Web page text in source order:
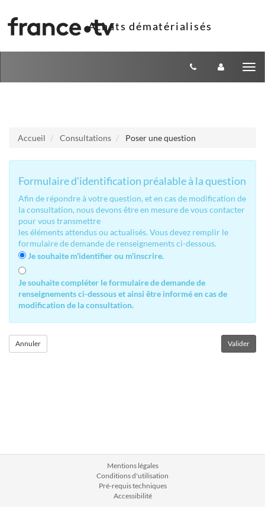
Accueil Consultations Poser une question
Formulaire d'identification préalable à la question
Afin de répondre à votre question, et en cas de modification de
la consultation, nous devons être en mesure de vous contacter
pour vous transmettre
les éléments attendus ou actualisés. Vous devez remplir le
formulaire de demande de renseignements ci-dessous.
Je souhaite m'identifier ou m'inscrire.
Je souhaite compléter le formulaire de demande de
renseignements ci-dessous et ainsi être informé en cas de
modification de la consultation.
Mentions légales
Conditions d'utilisation
Pré-requis techniques
Accessibilité